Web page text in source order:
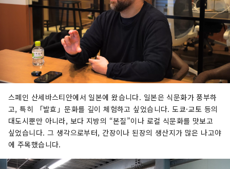
스페인 산세바스티안에서 일본에 왔습니다. 일본은 식문화가 풍부하
고, 특히 「발효」문화를 깊이 체험하고 싶었습니다. 도쿄·교토 등의
대도시뿐만 아니라, 보다 지방의 “본질”이나 로컬 식문화를 맛보고
싶었습니다. 그 생각으로부터, 간장이나 된장의 생산지가 많은 나고야
에 주목했습니다.